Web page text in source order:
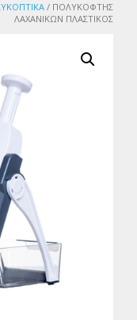
/ ΠΟΛΥΚΟΦΤΗΣ
ΛΑΧΑΝΙΚΩΝ ΠΛΑΣΤΙΚΟΣ